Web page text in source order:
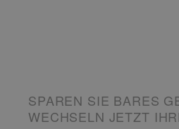
SPAREN SIE BARES
WECHSELN JETZT